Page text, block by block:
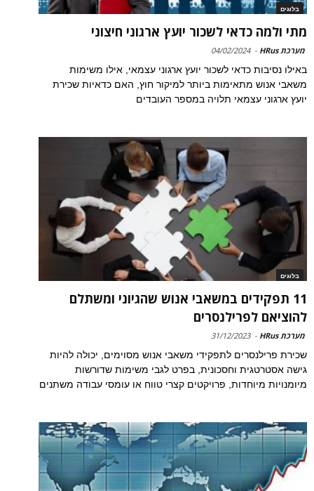
בלוגים
מתי ולמה כדאי לשכור יועץ ארגוני חיצוני
מערכת HRus -
04/02/2024
באילו נסיבות כדאי לשכור יועץ ארגוני עצמאי, אילו משימות
משאבי אנוש מתאימות ביותר למיקור חוץ, האם כדאיות שכירת
יועץ ארגוני עצמאי תלויה במספר העובדים
בלוגים
11 תפקידים במשאבי אנוש שהגיוני ומשתלם
להוציאם לפרילנסרים
מערכת HRus -
31/12/2023
שכירת פרילנסרים לתפקידי משאבי אנוש מסוימים, יכולה להיות
גישה אסטרטגית וחסכונית, בפרט לגבי משימות שדורשות
מיומנויות מיוחדות, פרויקטים קצרי טווח או עומסי עבודה משתנים